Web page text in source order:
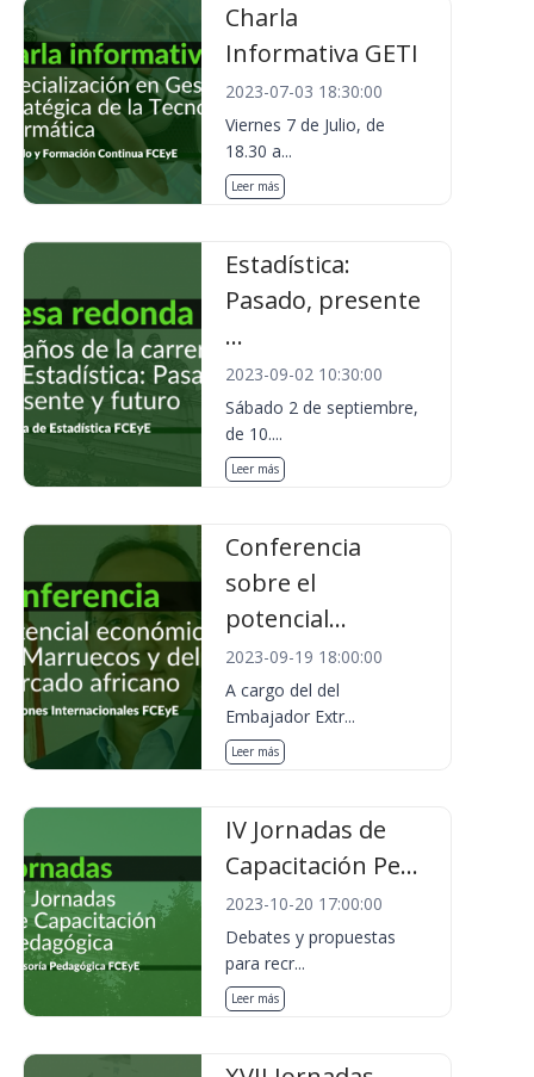
Charla
Informativa GETI
2023-07-03 18:30:00
Viernes 7 de Julio, de
18.30 a...
Leer más
Estadística:
Pasado, presente
...
2023-09-02 10:30:00
Sábado 2 de septiembre,
de 10....
Leer más
Conferencia
sobre el
potencial...
2023-09-19 18:00:00
A cargo del del
Embajador Extr...
Leer más
IV Jornadas de
Capacitación Pe...
2023-10-20 17:00:00
Debates y propuestas
para recr...
Leer más